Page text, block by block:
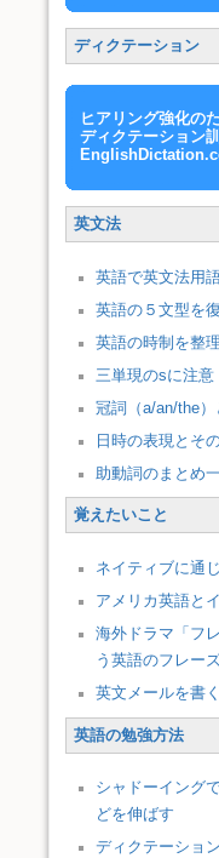
ディクテーション
ヒアリング強化の
ディクテーション
英文法
英語で英文法用
英語の５文型を
英語の時制を整理
三単現のsに注意
冠詞（a/an/the
日時の表現とそ
助動詞のまとめ
覚えたいこと
ネイティブに通
アメリカ英語と
海外ドラマ「フ
う英語のフレーズ
英文メールを書
英語の勉強方法
シャドーイング
どを伸ばす
ディクテーショ